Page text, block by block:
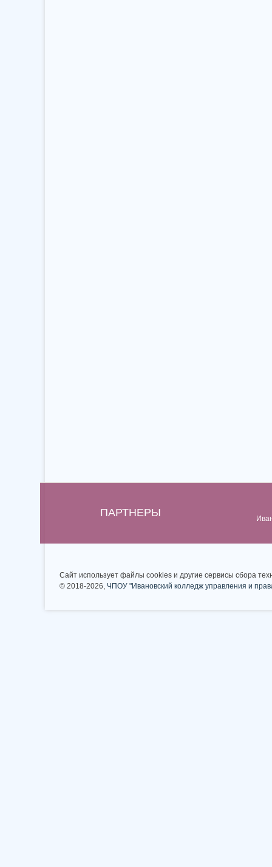
ПАРТНЕРЫ
Сайт использует файлы cookies и другие сервисы сбора
© 2018-2026, ЧПОУ "Ивановский колледж управления и